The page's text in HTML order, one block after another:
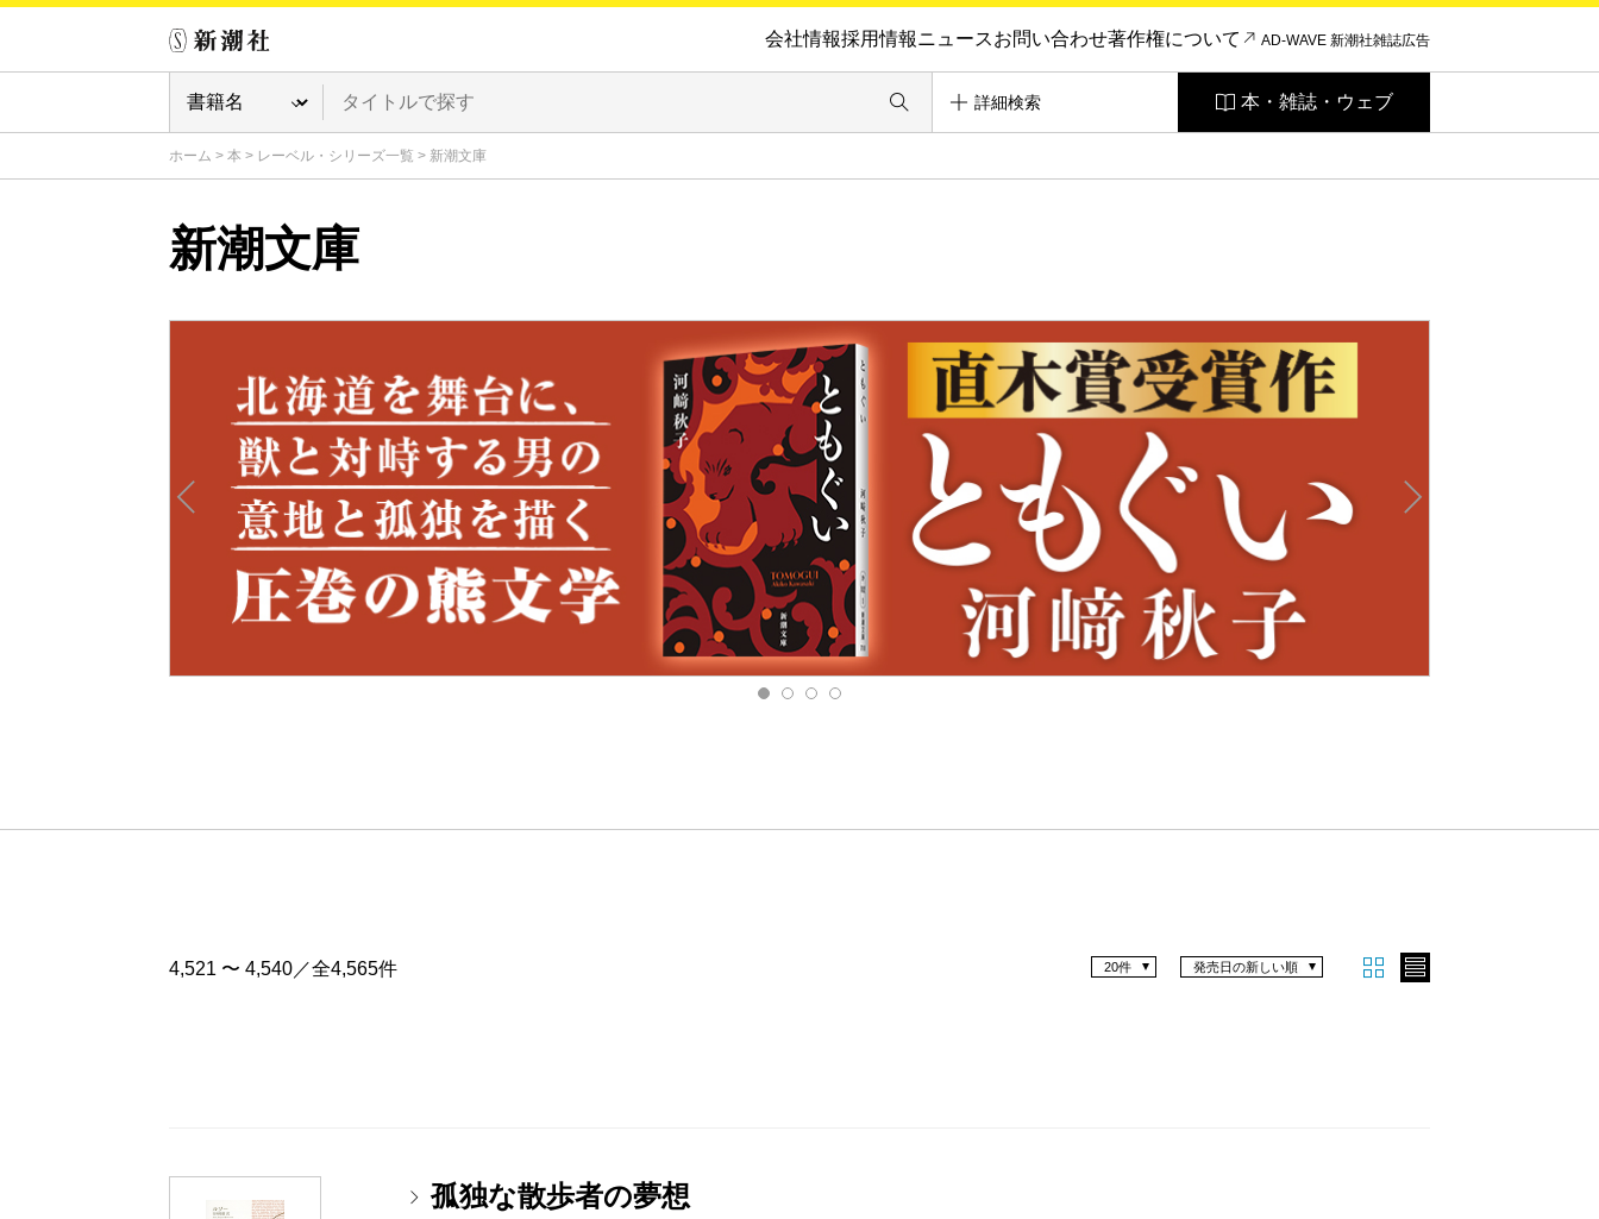
会社情報採用情報ニュースお問い合わせ著作権について AD-WAVE 新潮社雑誌広告
詳細検索 本・雑誌・ウェブ
ホーム > 本 > レーベル・シリーズ一覧 > 新潮文庫
新潮文庫
4,521 〜 4,540／全4,565件 発売日の新しい順
20件
孤独な散歩者の夢想